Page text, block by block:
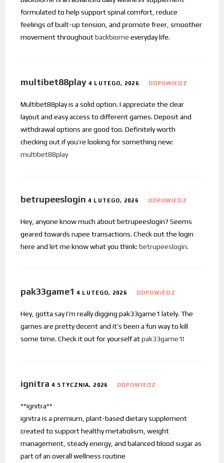
formulated to help support spinal comfort, reduce
feelings of built-up tension, and promote freer, smoother
movement throughoutbackbiome everyday life.
multibet88play 4 LUTEGO, 2026 ODPOWIEDZ
Multibet88play is a solid option. I appreciate the clear
layout and easy access to different games. Deposit and
withdrawal options are good too. Definitely worth
checking out if you’re looking for something new:
multibet88play
betrupeeslogin 4 LUTEGO, 2026 ODPOWIEDZ
Hey, anyone know much about betrupeeslogin? Seems
geared towards rupee transactions. Check out the login
here and let me know what you think:betrupeeslogin.
pak33game1 4 LUTEGO, 2026 ODPOWIEDZ
Hey, gotta say I’m really digging pak33game1 lately. The
games are pretty decent and it’s been a fun way to kill
some time. Check it out for yourself atpak33game1!
ignitra 4 STYCZNIA, 2026 ODPOWIEDZ
**ignitra**
ignitra is a premium, plant-based dietary supplement
created to support healthy metabolism, weight
management, steady energy, and balanced blood sugar as
part of an overall wellness routine